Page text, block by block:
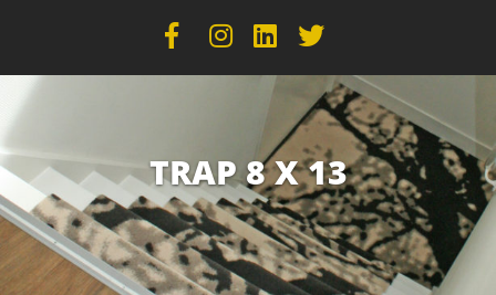
TRAP 8 X 13